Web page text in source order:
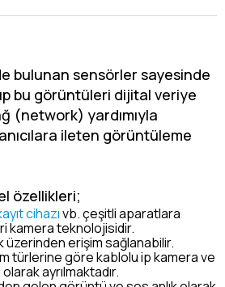
bulunan sensörler sayesinde
bu görüntüleri dijital veriye
(network) yardımıyla
ileten görüntüleme
özellikleri;
cihazıvb. çeşitli aparatlara
kamera teknolojisidir.
erişim sağlanabilir.
türlerine göre kablolu ip kamera ve
olarak ayrılmaktadır.